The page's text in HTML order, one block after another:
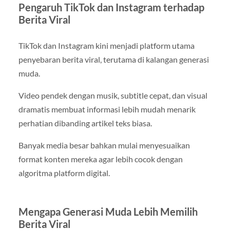
Pengaruh TikTok dan Instagram terhadap
Berita Viral
TikTok dan Instagram kini menjadi platform utama
penyebaran berita viral, terutama di kalangan generasi
muda.
Video pendek dengan musik, subtitle cepat, dan visual
dramatis membuat informasi lebih mudah menarik
perhatian dibanding artikel teks biasa.
Banyak media besar bahkan mulai menyesuaikan
format konten mereka agar lebih cocok dengan
algoritma platform digital.
Mengapa Generasi Muda Lebih Memilih
Berita Viral